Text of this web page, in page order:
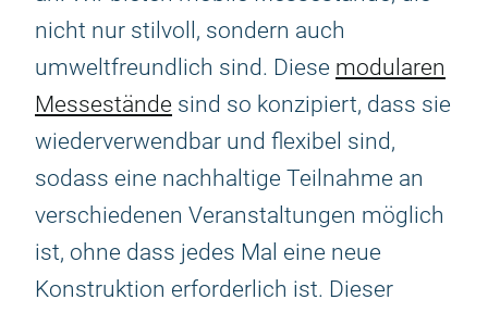
nicht nur stilvoll, sondern auch
umweltfreundlich sind. Diese modularen
Messestände sind so konzipiert, dass sie
wiederverwendbar und flexibel sind,
sodass eine nachhaltige Teilnahme an
verschiedenen Veranstaltungen möglich
ist, ohne dass jedes Mal eine neue
Konstruktion erforderlich ist. Dieser